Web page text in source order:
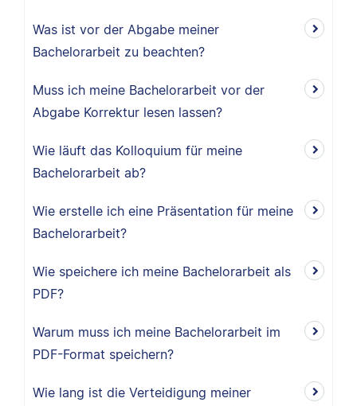
Was ist vor der Abgabe meiner
Bachelorarbeit zu beachten?
Muss ich meine Bachelorarbeit vor der
Abgabe Korrektur lesen lassen?
Wie läuft das Kolloquium für meine
Bachelorarbeit ab?
Wie erstelle ich eine Präsentation für meine
Bachelorarbeit?
Wie speichere ich meine Bachelorarbeit als
PDF?
Warum muss ich meine Bachelorarbeit im
PDF-Format speichern?
Wie lang ist die Verteidigung meiner